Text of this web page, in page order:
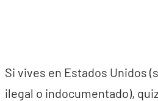
Si vives en Estados Unidos
ilegal o indocumentado),